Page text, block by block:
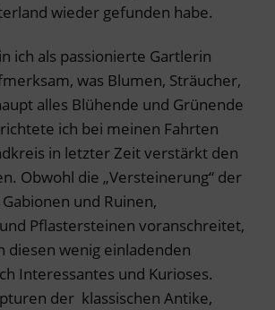
wieder gefunden habe.
ich als passionierte Gartlerin
was Blumen, Sträucher,
alles Blühende und Grünende
ich bei meinen Fahrten
in letzter Zeit verstärkt den
Obwohl die „Versteinerung“ der
und Ruinen,
Pflastersteinen voranschreitet,
diesen wenig einladenden
Interessantes und Kurioses.
der klassischen Antike,